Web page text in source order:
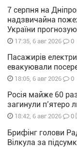
7 серпня на
надзвичайна
України
17:35, 6 авг 2026 0
Пасажирів
евакуювали
18:05, 6 авг 2026 0
Росія майже 60
загинули п’ятеро
18:42, 6 авг 2026 0
Брифінг голови
Вілкула за